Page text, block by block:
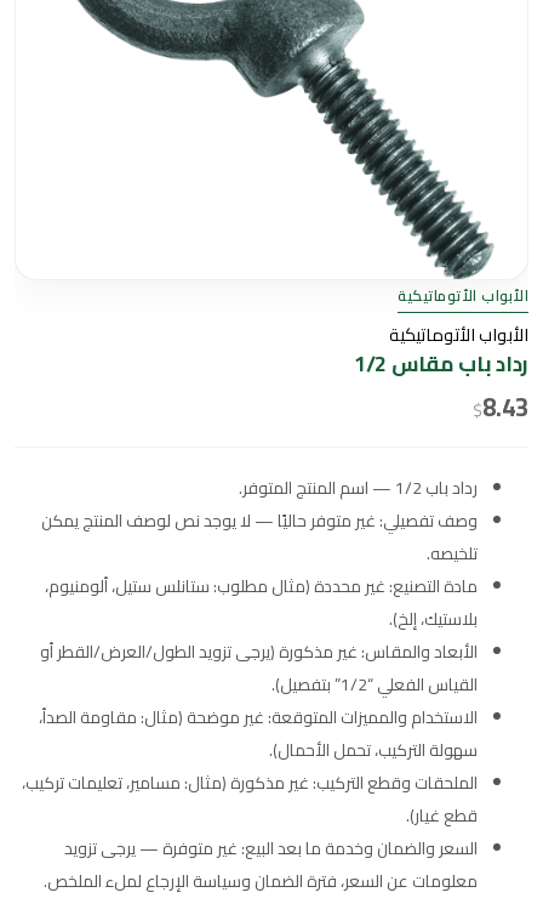
الأبواب الأتوماتيكية
الأبواب الأتوماتيكية
رداد باب مقاس 1/2
$8.43
رداد باب 1/2 — اسم المنتج المتوفر.
وصف تفصيلي: غير متوفر حاليًا — لا يوجد نص لوصف المنتج يمكن
تلخيصه.
مادة التصنيع: غير محددة (مثال مطلوب: ستانلس ستيل، ألومنيوم،
بلاستيك، إلخ).
الأبعاد والمقاس: غير مذكورة (يرجى تزويد الطول/العرض/القطر أو
القياس الفعلي “1/2” بتفصيل).
الاستخدام والمميزات المتوقعة: غير موضحة (مثال: مقاومة الصدأ،
سهولة التركيب، تحمل الأحمال).
الملحقات وقطع التركيب: غير مذكورة (مثال: مسامير، تعليمات تركيب،
قطع غيار).
السعر والضمان وخدمة ما بعد البيع: غير متوفرة — يرجى تزويد
معلومات عن السعر، فترة الضمان وسياسة الإرجاع لملء الملخص.